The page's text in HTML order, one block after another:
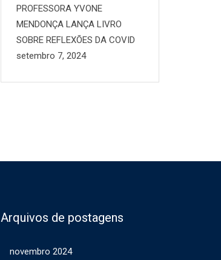
PROFESSORA YVONE
MENDONÇA LANÇA LIVRO
SOBRE REFLEXÕES DA COVID
setembro 7, 2024
Arquivos de postagens
novembro 2024